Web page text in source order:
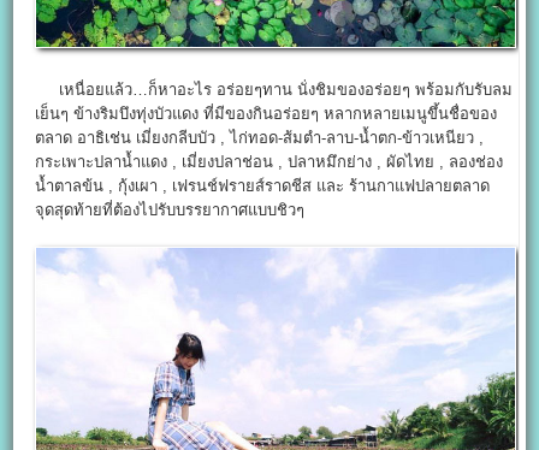
เหนื่อยแล้ว…ก็หาอะไร อร่อยๆทาน นั่งชิมของอร่อยๆ พร้อมกับรับลม
เย็นๆ ข้างริมบึงทุ่งบัวแดง ที่มีของกินอร่อยๆ หลากหลายเมนูขึ้นชื่อของ
ตลาด อาธิเช่น เมี่ยงกลีบบัว , ไก่ทอด-ส้มตำ-ลาบ-น้ำตก-ข้าวเหนียว ,
กระเพาะปลาน้ำแดง , เมี่ยงปลาช่อน , ปลาหมึกย่าง , ผัดไทย , ลองช่อง
น้ำตาลข้น , กุ้งเผา , เฟรนช์ฟรายส์ราดชีส และ ร้านกาแฟปลายตลาด
จุดสุดท้ายที่ต้องไปรับบรรยากาศแบบชิวๆ